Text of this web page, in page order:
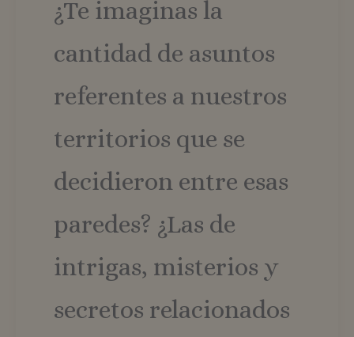
¿Te imaginas la
cantidad de asuntos
referentes a nuestros
territorios que se
decidieron entre esas
paredes? ¿Las de
intrigas, misterios y
secretos relacionados